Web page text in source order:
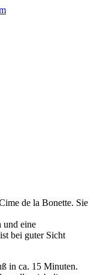
de la Bonette. Sie
und eine
bei guter Sicht
in ca. 15 Minuten.